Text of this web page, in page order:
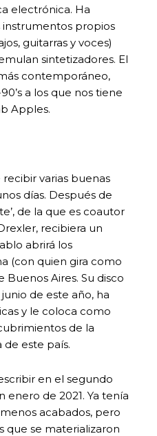
electrónica. Ha
propios
guitarras y voces)
sintetizadores. El
contemporáneo,
a los que nos tiene
Apples.
varias buenas
días. Después de
de la que es coautor
recibiera un
abrirá los
(con quien gira como
Buenos Aires. Su disco
de este año, ha
y le coloca como
de la
este país.
en el segundo
de 2021. Ya tenía
acabados, pero
que se materializaron